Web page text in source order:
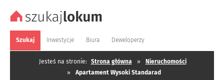
Szukaj Inwestycje Biura Deweloperzy
Jesteś na stronie: Strona główna »
Nieruchomości
»
Apartament Wysoki Standarad